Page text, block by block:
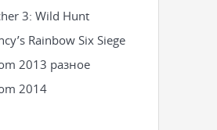
3: Wild Hunt
Rainbow Six Siege
2013 разное
2014